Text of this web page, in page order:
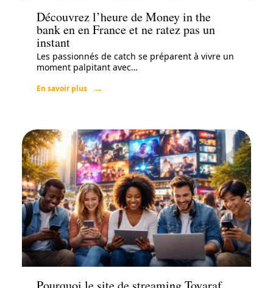
Découvrez l’heure de Money in the
bank en en France et ne ratez pas un
instant
Les passionnés de catch se préparent à vivre un
moment palpitant avec…
En savoir plus
Actu